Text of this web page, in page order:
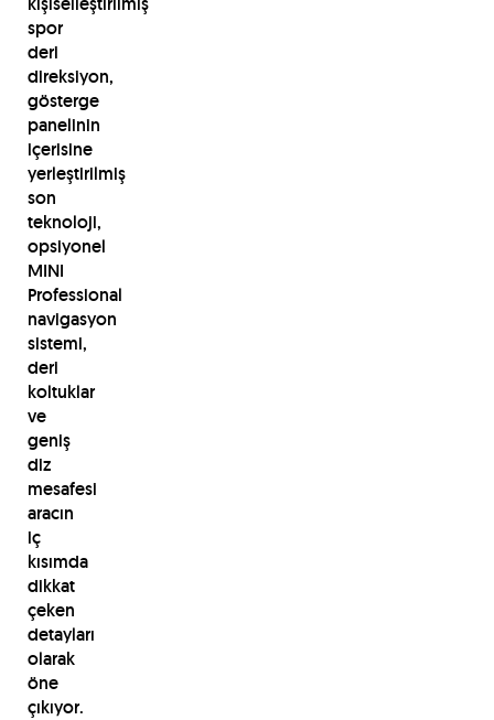
spor
deri
direksiyon,
gösterge
panelinin
içerisine
yerleştirilmiş
son
teknoloji,
opsiyonel
MINI
Professional
navigasyon
sistemi,
deri
koltuklar
ve
geniş
diz
mesafesi
aracın
iç
kısımda
dikkat
çeken
detayları
olarak
öne
çıkıyor.